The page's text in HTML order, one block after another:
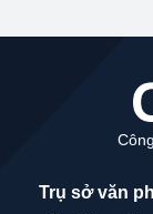
Trụ sở văn